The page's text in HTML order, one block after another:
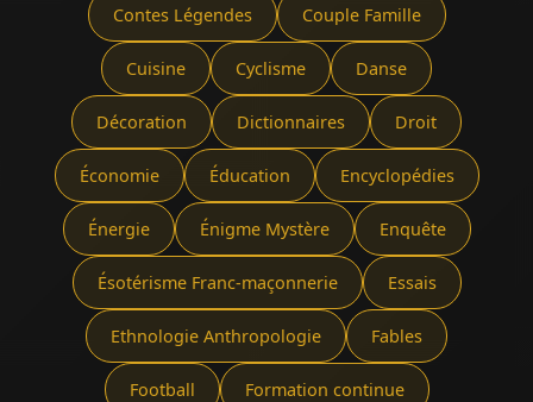
Contes Légendes Couple Famille
Cuisine Cyclisme Danse
Décoration Dictionnaires Droit
Économie Éducation Encyclopédies
Énergie Énigme Mystère Enquête
Ésotérisme Franc-maçonnerie Essais
Ethnologie Anthropologie Fables
Football Formation continue